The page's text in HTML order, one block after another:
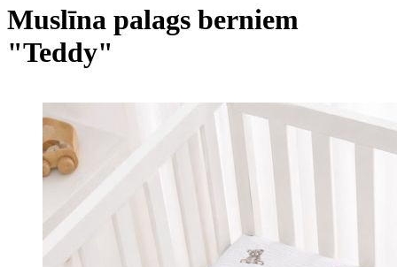
Muslīna palags berniem
"Teddy"